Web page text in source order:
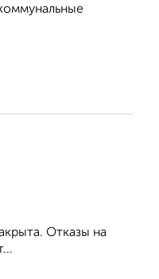
Отказы на